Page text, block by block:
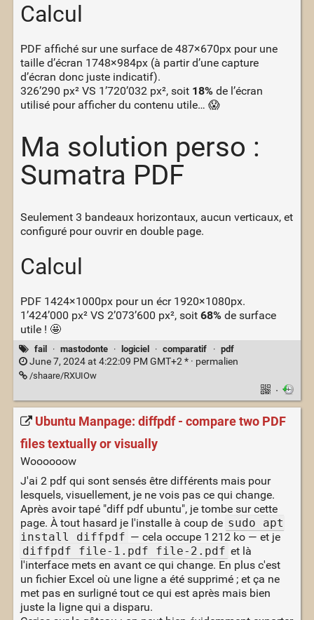
Calcul
PDF affiché sur une surface de 487×670px pour une
taille d’écran 1748×984px (à partir d’une capture
d’écran donc juste indicatif).
326’290 px² VS 1’720’032 px², soit 18%de l’écran
utilisé pour afficher du contenu utile… 😱
Ma solution perso :
Sumatra PDF
Seulement 3 bandeaux horizontaux, aucun verticaux, et
configuré pour ouvrir en double page.
Calcul
PDF 1424×1000px pour un écr 1920×1080px.
1’424’000 px² VS 2’073’600 px², soit 68%de surface
utile ! 🤩
fail · mastodonte · logiciel · comparatif · pdf
June 7, 2024 at 4:22:09 PM GMT+2 * · permalien
/shaare/RXUIOw
·
Ubuntu Manpage: diffpdf - compare two PDF
files textually or visually
Woooooow
J'ai 2 pdf qui sont sensés être différents mais pour
lesquels, visuellement, je ne vois pas ce qui change.
Après avoir tapé "diff pdf ubuntu", je tombe sur cette
page. À tout hasard je l'installe à coup de sudo apt
install diffpdf — cela occupe 1 212 ko — et je
diffpdf file-1.pdf file-2.pdf et là
l'interface mets en avant ce qui change. En plus c'est
un fichier Excel où une ligne a été supprimé ; et ça ne
met pas en surligné tout ce qui est après mais bien
juste la ligne qui a disparu.